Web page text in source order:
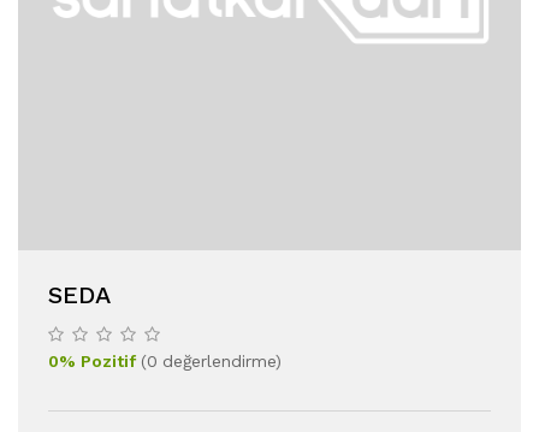
SEDA
0% Pozitif(0 değerlendirme)